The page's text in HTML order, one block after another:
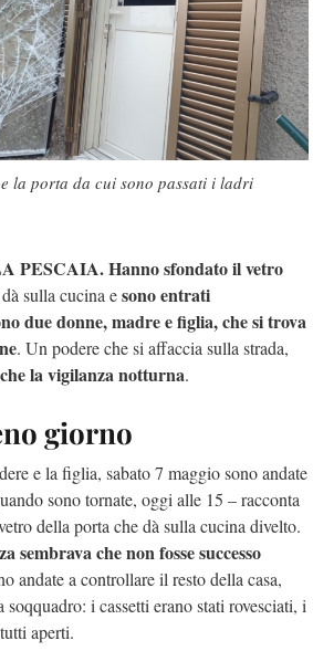
la porta da cui sono passati i ladri
PESCAIA.Hanno sfondato il vetro
sulla cucina esono entrati
due donne, madre e figlia, che si trova
. Un podere che si affaccia sulla strada,
la vigilanza notturna.
giorno
e la figlia, sabato 7 maggio sono andate
sono tornate, oggi alle 15 – racconta
della porta che dà sulla cucina divelto.
sembrava che non fosse successo
andate a controllare il resto della casa,
i cassetti erano stati rovesciati, i
aperti.